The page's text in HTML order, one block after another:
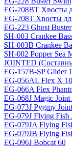
EG-208BT Хвосты
EG-208T Хвосты
EG-223 Ghost Buster
SH-003 Crankee
SH-003B Crankee
SH-002 Popper Sea
JOINTED
EG-157B-SP Glider
EG-056AL Flex X
EG-066A Flex
EG-068J Magic Joint
EG-073J Pygmy
EG-079J Flying Fish
EG-079JA Flying
EG-079JB Flying
EG-096J Bobcat 60